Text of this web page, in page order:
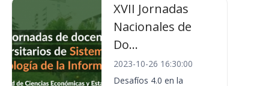
XVII Jornadas
Nacionales de
Do...
2023-10-26 16:30:00
Desafíos 4.0 en la